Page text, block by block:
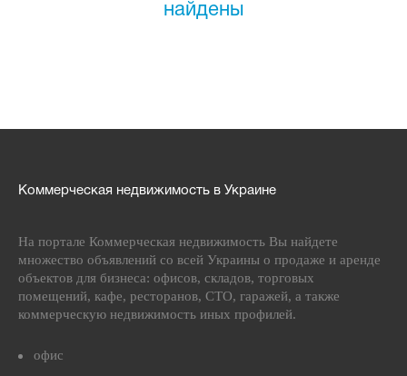
найдены
Коммерческая недвижимость в Украине
На портале Коммерческая недвижимость Вы найдете
множество объявлений со всей Украины о продаже и аренде
объектов для бизнеса: офисов, складов, торговых
помещений, кафе, ресторанов, СТО, гаражей, а также
коммерческую недвижимость иных профилей.
офис